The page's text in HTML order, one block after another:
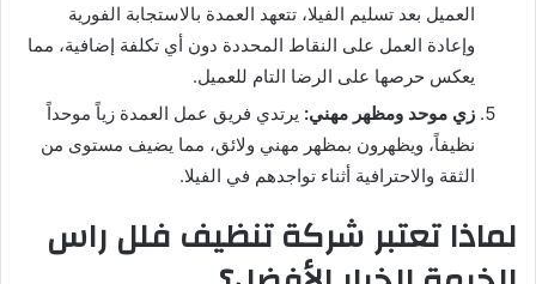
العميل بعد تسليم الفيلا، تتعهد العمدة بالاستجابة الفورية
وإعادة العمل على النقاط المحددة دون أي تكلفة إضافية، مما
يعكس حرصها على الرضا التام للعميل.
زي موحد ومظهر مهني: يرتدي فريق عمل العمدة زياً موحداً
نظيفاً، ويظهرون بمظهر مهني ولائق، مما يضيف مستوى من
الثقة والاحترافية أثناء تواجدهم في الفيلا.
لماذا تعتبر شركة تنظيف فلل راس